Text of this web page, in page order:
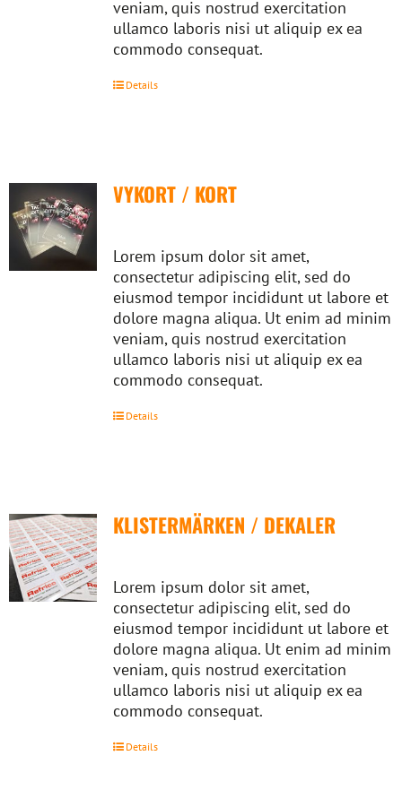
veniam, quis nostrud exercitation
ullamco laboris nisi ut aliquip ex ea
commodo consequat.
Details
VYKORT / KORT
Lorem ipsum dolor sit amet,
consectetur adipiscing elit, sed do
eiusmod tempor incididunt ut labore et
dolore magna aliqua. Ut enim ad minim
veniam, quis nostrud exercitation
ullamco laboris nisi ut aliquip ex ea
commodo consequat.
Details
KLISTERMÄRKEN / DEKALER
Lorem ipsum dolor sit amet,
consectetur adipiscing elit, sed do
eiusmod tempor incididunt ut labore et
dolore magna aliqua. Ut enim ad minim
veniam, quis nostrud exercitation
ullamco laboris nisi ut aliquip ex ea
commodo consequat.
Details